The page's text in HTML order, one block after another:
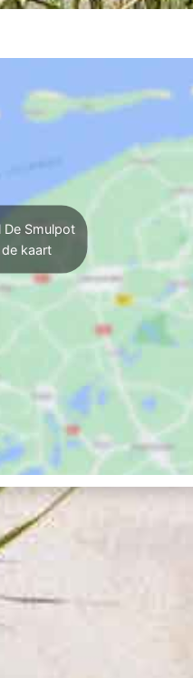
De Smulpot
kaart